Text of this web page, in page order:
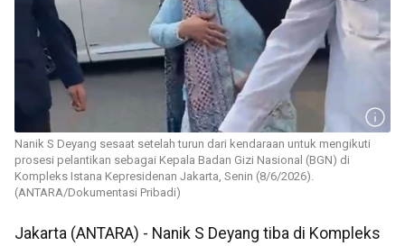
Nanik S Deyang sesaat setelah turun dari kendaraan untuk mengikuti
prosesi pelantikan sebagai Kepala Badan Gizi Nasional (BGN) di
Kompleks Istana Kepresidenan Jakarta, Senin (8/6/2026).
(ANTARA/Dokumentasi Pribadi)
Jakarta (ANTARA) - Nanik S Deyang tiba di Kompleks